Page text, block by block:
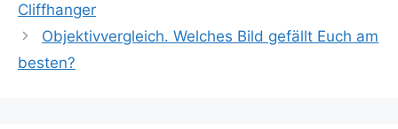
Cliffhanger
Objektivvergleich. Welches Bild gefällt Euch am
besten?